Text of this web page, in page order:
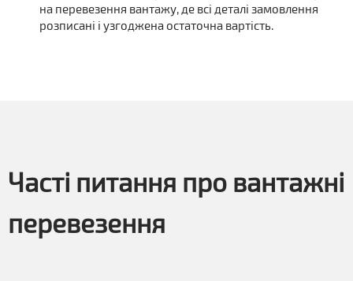
на перевезення вантажу, де всі деталі замовлення
розписані і узгоджена остаточна вартість.
Часті питання про вантажні
перевезення